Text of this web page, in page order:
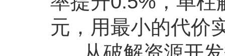
元，用最小的代价